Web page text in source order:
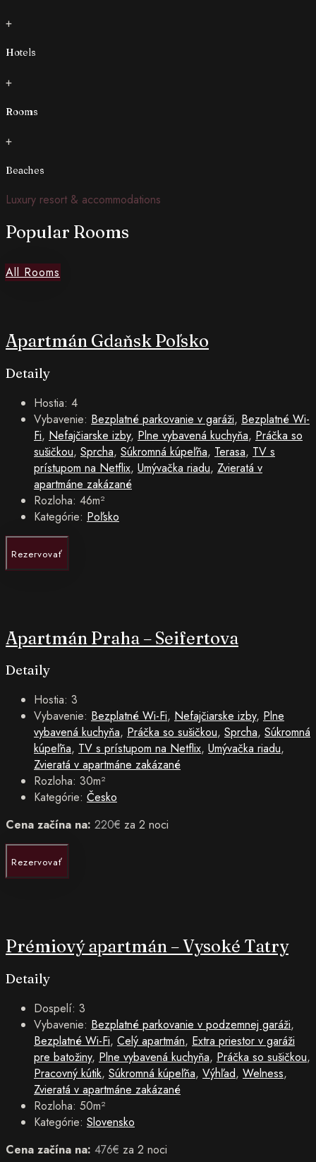
+
Hotels
+
Rooms
+
Beaches
Luxury resort & accommodations
Popular Rooms
All Rooms
Apartmán Gdaňsk Poľsko
Detaily
Hostia: 4
Vybavenie: Bezplatné parkovanie v garáži, Bezplatné Wi-
Fi, Nefajčiarske izby, Plne vybavená kuchyňa, Práčka so
sušičkou, Sprcha, Súkromná kúpeľňa, Terasa, TV s
prístupom na Netflix, Umývačka riadu, Zvieratá v
apartmáne zakázané
Rozloha: 46m²
Kategórie: Poľsko
Rezervovať
Apartmán Praha – Seifertova
Detaily
Hostia: 3
Vybavenie: Bezplatné Wi-Fi, Nefajčiarske izby, Plne
vybavená kuchyňa, Práčka so sušičkou, Sprcha, Súkromná
kúpeľňa, TV s prístupom na Netflix, Umývačka riadu,
Zvieratá v apartmáne zakázané
Rozloha: 30m²
Kategórie: Česko
Cena začína na: 220€ za 2 noci
Rezervovať
Prémiový apartmán – Vysoké Tatry
Detaily
Dospelí: 3
Vybavenie: Bezplatné parkovanie v podzemnej garáži,
Bezplatné Wi-Fi, Celý apartmán, Extra priestor v garáži
pre batožiny, Plne vybavená kuchyňa, Práčka so sušičkou,
Pracovný kútik, Súkromná kúpeľňa, Výhľad, Welness,
Zvieratá v apartmáne zakázané
Rozloha: 50m²
Kategórie: Slovensko
Cena začína na: 476€ za 2 noci